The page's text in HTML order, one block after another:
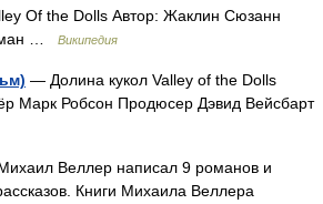
Of the Dolls Автор: Жаклин Сюзанн
…
Википедия
— Долина кукол Valley of the Dolls
Марк Робсон Продюсер Дэвид Вейсбарт
Веллер написал 9 романов и
Книги Михаила Веллера